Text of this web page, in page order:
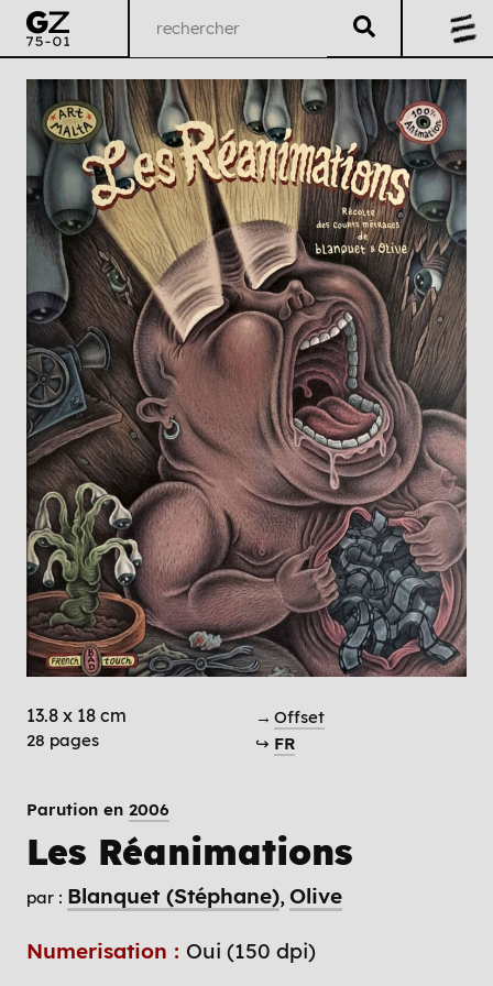
13.8 x 18 cm
28 pages
→ Offset
↪ FR
Parution en 2006
Les Réanimations
par : Blanquet (Stéphane) Olive
Numerisation : Oui (150 dpi)